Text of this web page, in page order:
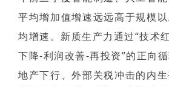
平均增加值增速远远高于规模
均增速。新质生产力通过“技术
下降-利润改善-再投资”的正向
地产下行、外部关税冲击的内